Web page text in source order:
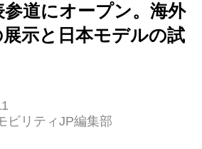
道にオープン。海外
示と日本モデルの試
ビリティJP編集部